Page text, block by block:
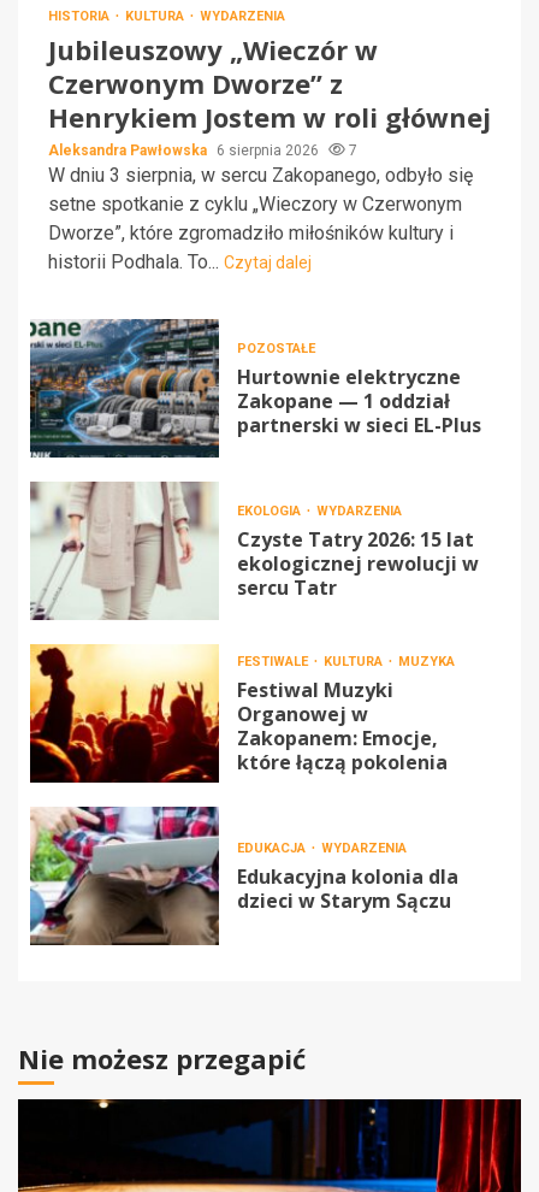
HISTORIA KULTURA WYDARZENIA
Jubileuszowy „Wieczór w
Czerwonym Dworze” z
Henrykiem Jostem w roli głównej
Aleksandra Pawłowska 6 sierpnia 2026 7
W dniu 3 sierpnia, w sercu Zakopanego, odbyło się
setne spotkanie z cyklu „Wieczory w Czerwonym
Dworze”, które zgromadziło miłośników kultury i
historii Podhala. To... Czytaj dalej
POZOSTAŁE
Hurtownie elektryczne
Zakopane — 1 oddział
partnerski w sieci EL-Plus
EKOLOGIA WYDARZENIA
Czyste Tatry 2026: 15 lat
ekologicznej rewolucji w
sercu Tatr
FESTIWALE KULTURA MUZYKA
Festiwal Muzyki
Organowej w
Zakopanem: Emocje,
które łączą pokolenia
EDUKACJA WYDARZENIA
Edukacyjna kolonia dla
dzieci w Starym Sączu
Nie możesz przegapić